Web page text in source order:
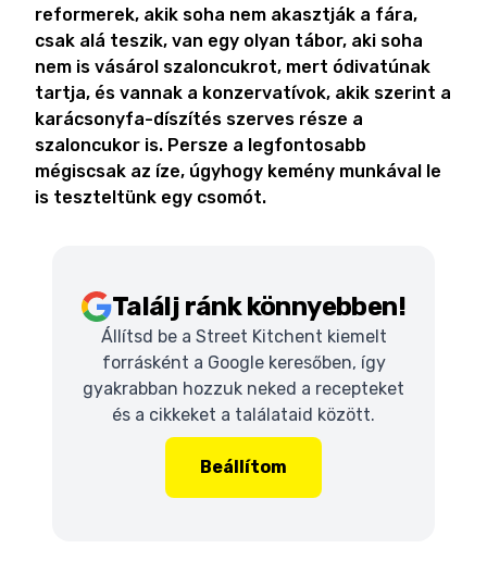
reformerek, akik soha nem akasztják a fára,
csak alá teszik, van egy olyan tábor, aki soha
nem is vásárol szaloncukrot, mert ódivatúnak
tartja, és vannak a konzervatívok, akik szerint a
karácsonyfa-díszítés szerves része a
szaloncukor is. Persze a legfontosabb
mégiscsak az íze, úgyhogy kemény munkával le
is teszteltünk egy csomót.
Találj ránk könnyebben!
Állítsd be a Street Kitchent kiemelt
forrásként a Google keresőben, így
gyakrabban hozzuk neked a recepteket
és a cikkeket a találataid között.
Beállítom